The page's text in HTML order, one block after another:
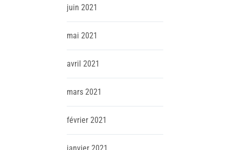
juin 2021
mai 2021
avril 2021
mars 2021
février 2021